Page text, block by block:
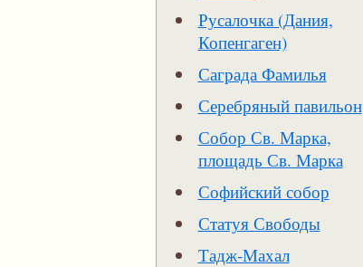
Русалочка (Дания,
Копенгаген)
Саграда Фамилья
Серебряный павильон
Собор Св. Марка,
площадь Св. Марка
Софийский собор
Статуя Свободы
Тадж-Махал